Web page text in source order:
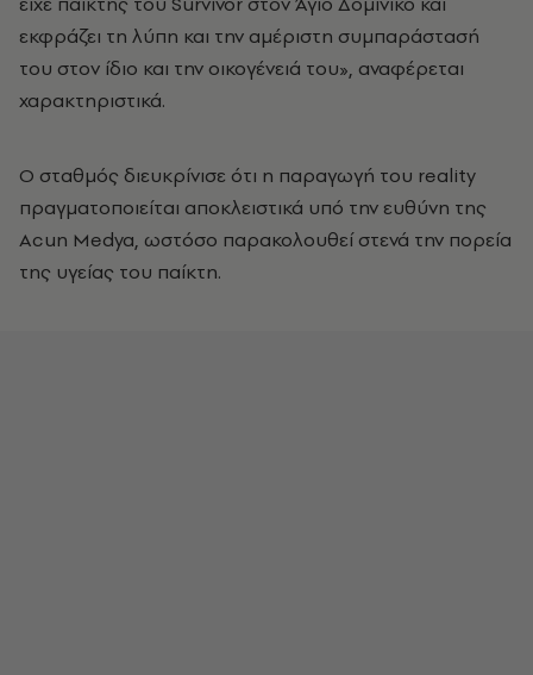
εκφράζει τη λύπη και την αμέριστη συμπαράστασή
του στον ίδιο και την οικογένειά του», αναφέρεται
χαρακτηριστικά.
Ο σταθμός διευκρίνισε ότι η παραγωγή του reality
πραγματοποιείται αποκλειστικά υπό την ευθύνη της
Acun Medya, ωστόσο παρακολουθεί στενά την πορεία
της υγείας του παίκτη.